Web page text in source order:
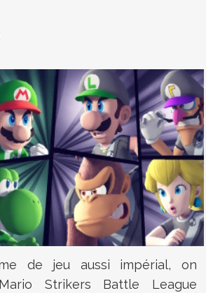
de jeu aussi impérial, on
Strikers Battle League